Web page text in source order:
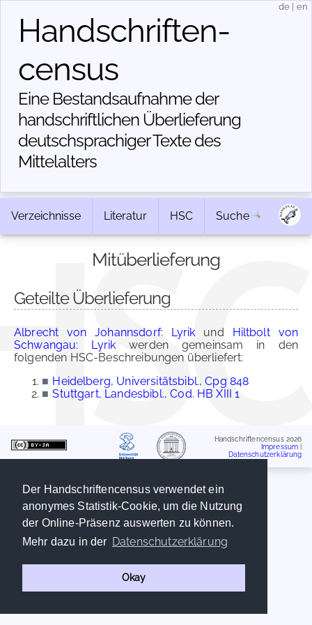
Der Handschriftencensus verwendet ein
anonymes Statistik-Cookie, um die Nutzung
der Online-Präsenz auswerten zu können.
Mehr dazu in der Datenschutzerklärung
Okay
Handschriften­
census
Eine Bestandsaufnahme der
handschriftlichen Über­lieferung
deutschsprachiger Texte des
Mittelalters
de en
Verzeichnisse Literatur HSC Suche
Mitüberlieferung
Geteilte Überlieferung
Albrecht von Johannsdorf: Lyrik und Hiltbolt von
Schwangau: Lyrik werden gemeinsam in den
folgenden HSC-Beschreibungen überliefert:
■ Heidelberg, Universitätsbibl., Cpg 848
■ Stuttgart, Landesbibl., Cod. HB XIII 1
Handschriftencensus 2026
Impressum
Datenschutzerklärung